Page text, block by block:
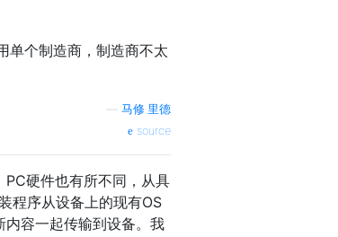
单个制造商，制造商不太
马修·里德
source
硬件也有所不同，从具
程序从设备上的现有OS
容一起传输到设备。我